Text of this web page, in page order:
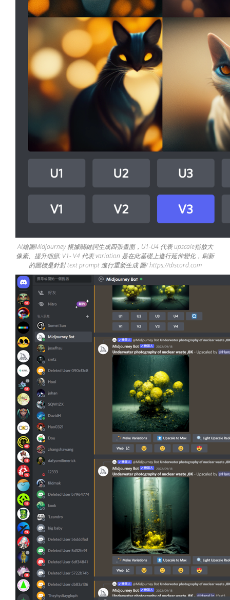
AI繪圖Midjourney 根據關鍵詞生成四張畫面，U1-U4 代表 upscale指放大
像素、提升細節; V1- V4 代表 variation 是在此基礎上進行延伸變化，刷新
的圖標是針對 text prompt 進行重新生成 圖/ https://discord.com